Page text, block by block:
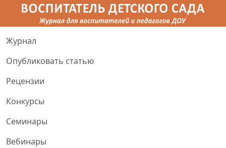
Журнал
Опубликовать статью
Рецензии
Конкурсы
Семинары
Вебинары